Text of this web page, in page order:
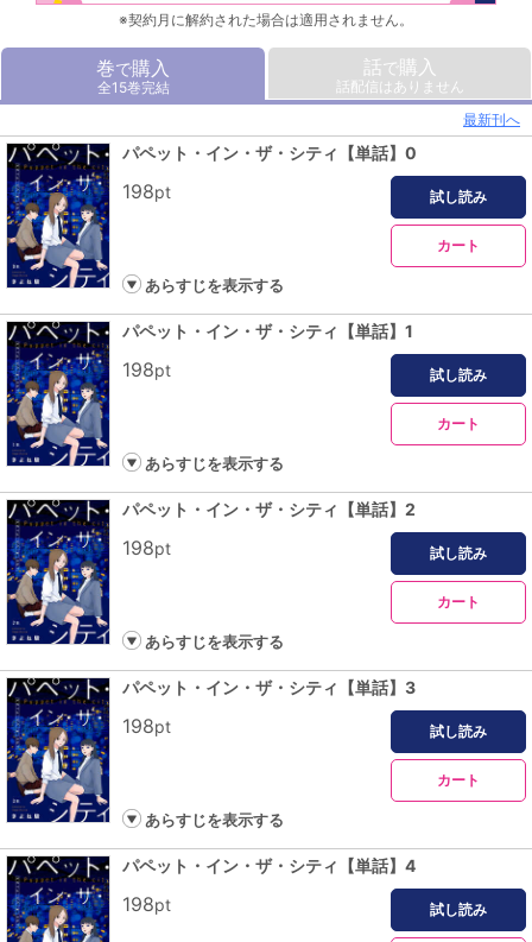
※契約月に解約された場合は適用されません。
巻で購入
全15巻完結
話で購入
話配信はありません
最新刊へ
パペット・イン・ザ・シティ【単話】0
198pt 試し読み
カート
あらすじを表示する
パペット・イン・ザ・シティ【単話】1
198pt 試し読み
カート
あらすじを表示する
パペット・イン・ザ・シティ【単話】2
198pt 試し読み
カート
あらすじを表示する
パペット・イン・ザ・シティ【単話】3
198pt 試し読み
カート
あらすじを表示する
パペット・イン・ザ・シティ【単話】4
198pt 試し読み